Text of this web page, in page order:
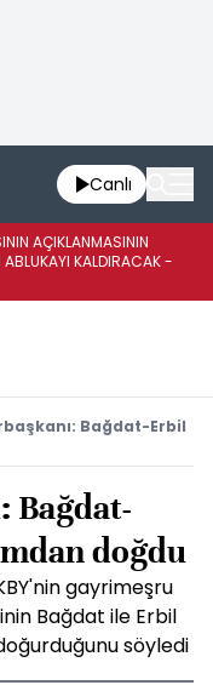
Canlı
AÇIKLANMASININ
KALDIRACAK -
Bağdat-Erbil
Bağdat-
doğdu
gayrimeşru
Bağdat ile Erbil
söyledi